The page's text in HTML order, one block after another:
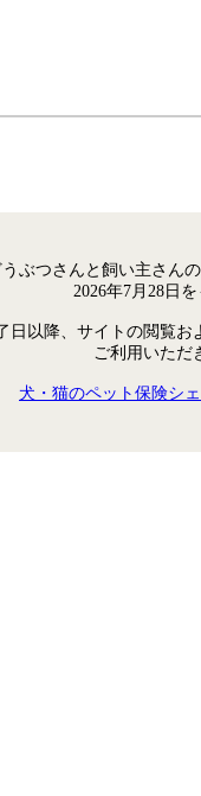
うぶつさんと飼い主さん
2026年7月28日
日以降、サイトの閲覧お
ご利用いただ
犬・猫のペット保険シ